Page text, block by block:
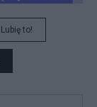
Lubię to!